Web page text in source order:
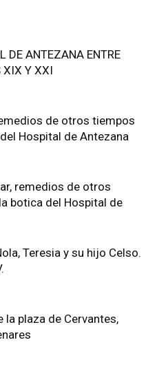
DE ANTEZANA ENTRE
XIX Y XXI
de otros tiempos
Hospital de Antezana
remedios de otros
botica del Hospital de
Teresia y su hijo Celso.
la plaza de Cervantes,